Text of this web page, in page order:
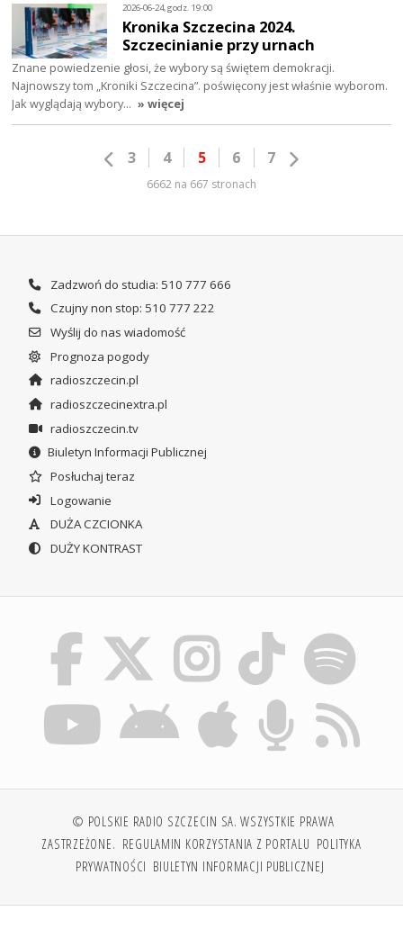
2026-06-24, godz. 19:00
Kronika Szczecina 2024.
Szczecinianie przy urnach
Znane powiedzenie głosi, że wybory są świętem demokracji.
Najnowszy tom „Kroniki Szczecina”. poświęcony jest właśnie wyborom.
Jak wyglądają wybory… » więcej
3 4 5 6 7
6662 na 667 stronach
Zadzwoń do studia: 510 777 666
Czujny non stop: 510 777 222
Wyślij do nas wiadomość
Prognoza pogody
radioszczecin.pl
radioszczecinextra.pl
radioszczecin.tv
Biuletyn Informacji Publicznej
Posłuchaj teraz
Logowanie
DUŻA CZCIONKA
DUŻY KONTRAST
© POLSKIE RADIO SZCZECIN SA. WSZYSTKIE PRAWA
ZASTRZEŻONE. REGULAMIN KORZYSTANIA Z PORTALU POLITYKA
PRYWATNOŚCI BIULETYN INFORMACJI PUBLICZNEJ